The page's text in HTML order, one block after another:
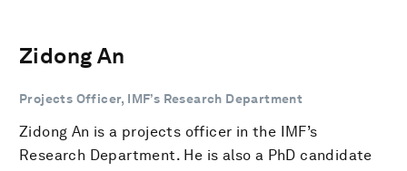
Zidong An
Projects Officer, IMF’s Research Department
Zidong An is a projects officer in the IMF’s
Research Department. He is also a PhD candidate